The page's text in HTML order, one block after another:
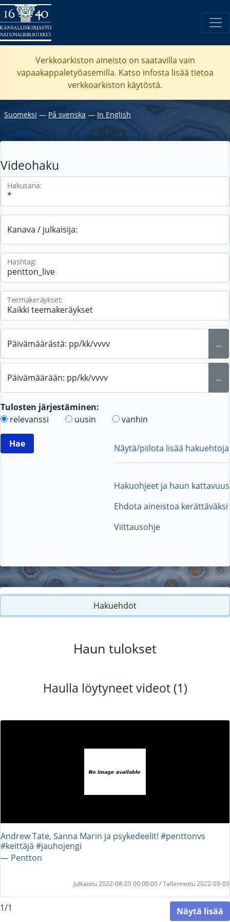
Verkkoarkiston aineisto on saatavilla vain
vapaakappaletyöasemilla. Katso infosta lisää tietoa
verkkoarkiston käytöstä.
Suomeksi ― På svenska ― In English
Videohaku
Hakusana:
Kanava / julkaisija:
Hashtag:
Teemakeräykset:
Päivämäärästä: pp/kk/vvvv ...
Päivämäärään: pp/kk/vvvv ...
Tulosten järjestäminen:
relevanssi
uusin vanhin
Näytä/piilota lisää hakuehtoja
Hakuohjeet ja haun kattavuus
Ehdota aineistoa kerättäväksi
Viittausohje
Hakuehdot
Haun tulokset
Haulla löytyneet videot (1)
Andrew Tate, Sanna Marin ja psykedeelit! #penttonvs
#keittäjä #jauhojengi
― Pentton
Julkaistu 2022-08-25 00:00:00 / Tallennettu 2022-09-09
1/1 Näytä lisää